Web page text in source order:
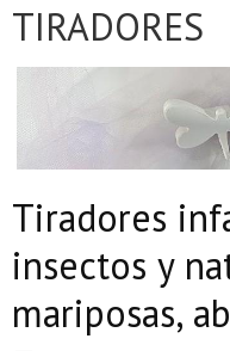
TIRADORES
Tiradores
insectos y
mariposas,